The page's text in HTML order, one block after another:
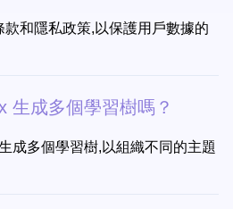
和隱私政策,以保護用戶數據的
生成多個學習樹嗎？
成多個學習樹,以組織不同的主題